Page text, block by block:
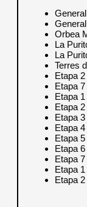
Orbea
La
La
Terres
Etapa
Etapa
Etapa
Etapa
Etapa
Etapa
Etapa
Etapa
Etapa
Etapa
Etapa